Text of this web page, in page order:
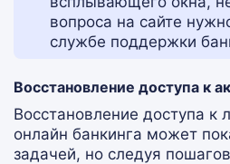
вопроса на сайте
службе поддержки
Восстановление доступа к
Восстановление доступа к
онлайн банкинга может
задачей, но следуя